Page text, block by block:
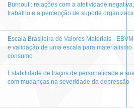
Burnout : relações com a afetividade
trabalho e a percepção de suporte
Escala Brasileira de Valores Materiais -
e validação de uma escala para materialismo
consumo
Estabilidade de traços de personalidade e
com mudanças na severidade da depressão